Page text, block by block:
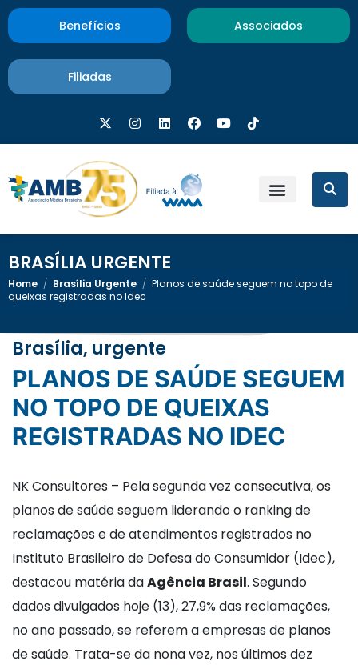
Benefícios Associados
Filiadas
BRASÍLIA URGENTE
Home / Brasília Urgente / Planos de saúde seguem no topo de
queixas registradas no Idec
Brasília, urgente
PLANOS DE SAÚDE SEGUEM
NO TOPO DE QUEIXAS
REGISTRADAS NO IDEC
NK Consultores – Pela segunda vez consecutiva, os
planos de saúde seguem liderando o ranking de
reclamações e de atendimentos registrados no
Instituto Brasileiro de Defesa do Consumidor (Idec),
destacou matéria daAgência Brasil. Segundo
dados divulgados hoje (13), 27,9% das reclamações,
no ano passado, se referem a empresas de planos
de saúde. Trata-se da nona vez, nos últimos dez